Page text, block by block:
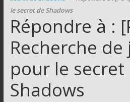
et
astuces
pour
le
mode
zombie
de
Call
le secret de Shadows
Répondre à :
Recherche
pour le secret
Shadows